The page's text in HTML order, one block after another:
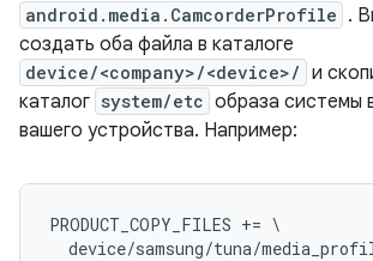
android.media.CamcorderProfile .
создать оба файла в каталоге
device/<company>/<device>/ и
каталог system/etc образа системы
вашего устройства. Например:
PRODUCT_COPY_FILES += \
device/samsung/tuna/